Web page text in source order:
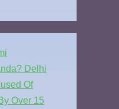
Delhi
Of
Over 15